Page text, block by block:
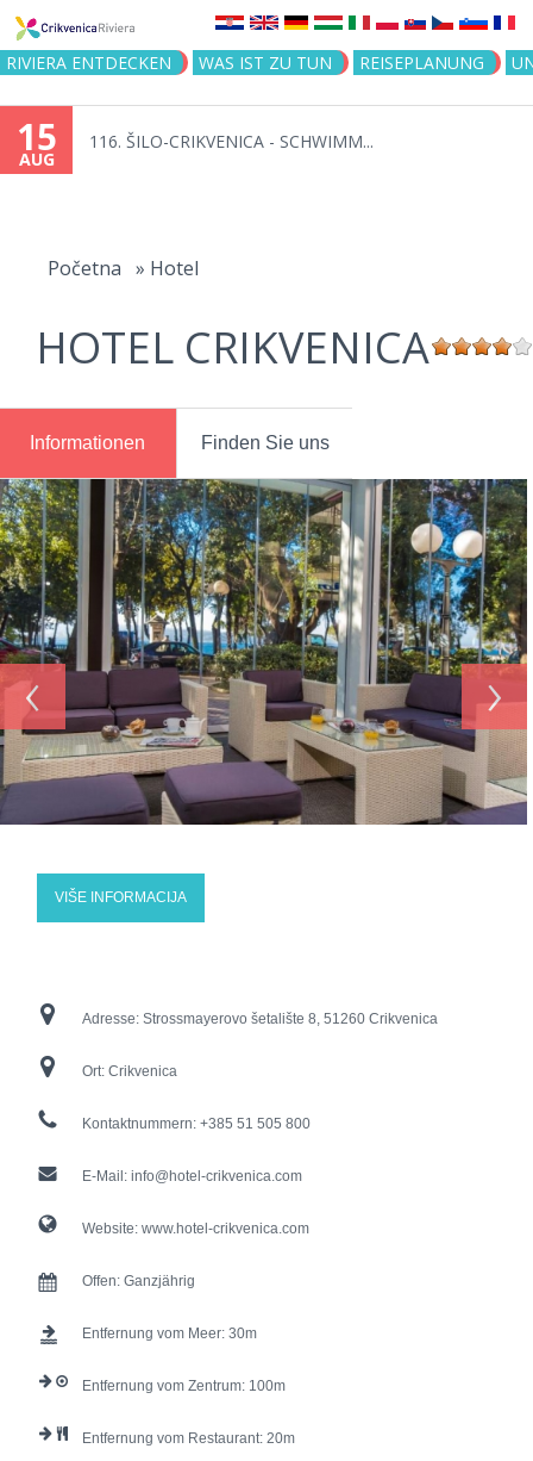
Jump to navigation
RIVIERA ENTDECKEN WAS IST ZU TUN REISEPLANUNG
15
AUG
116. ŠILO-CRIKVENICA - SCHWIMM...
Početna » Hotel
HOTEL CRIKVENICA
Informationen Finden Sie uns
‹ ›
VIŠE INFORMACIJA
Adresse: Strossmayerovo šetalište 8, 51260 Crikvenica
Ort: Crikvenica
Kontaktnummern: +385 51 505 800
E-Mail: info@hotel-crikvenica.com
Website: www.hotel-crikvenica.com
Offen: Ganzjährig
Entfernung vom Meer: 30
Entfernung vom Zentrum: 100
Entfernung vom Restaurant: 20